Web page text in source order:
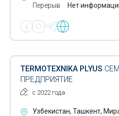
Перерыв
Нет
TERMOTEXNIKA PLYUS
ПРЕДПРИЯТИЕ
с 2022 года
Узбекистан, Ташкент,